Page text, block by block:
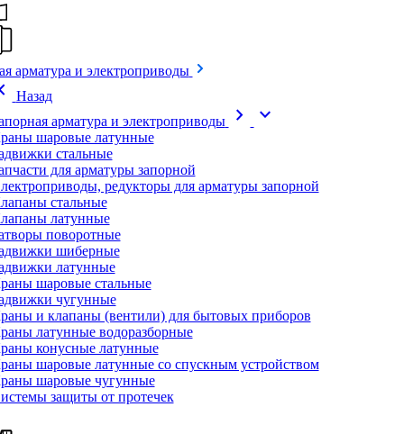
арматура и электроприводы
Назад
арматура и электроприводы
chevron_right expand_more
шаровые латунные
стальные
для арматуры запорной
редукторы для арматуры запорной
стальные
латунные
поворотные
шиберные
латунные
шаровые стальные
чугунные
и клапаны (вентили) для бытовых приборов
латунные водоразборные
конусные латунные
шаровые латунные со спускным устройством
шаровые чугунные
защиты от протечек